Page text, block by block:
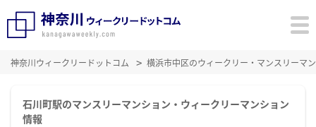
神奈川ウィークリードットコム 横浜市中区のウィークリー・マンスリーマ
石川町駅のマンスリーマンション・ウィークリーマンション
情報